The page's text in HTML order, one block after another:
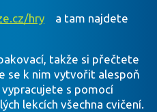
hry a tam najdete
takže si přečtete
se k nim vytvořit alespoň
s pomocí
lekcích všechna cvičení.